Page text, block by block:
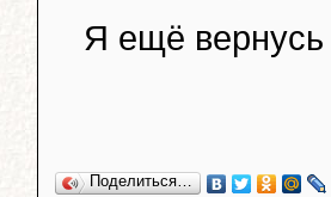
Я ещё вернусь
Поделиться…